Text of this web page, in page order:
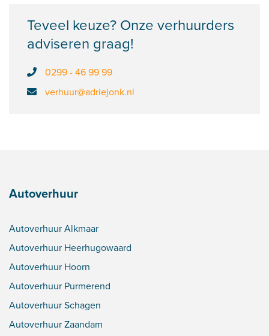
Teveel keuze? Onze verhuurders
adviseren graag!
0299 - 46 99 99
verhuur@adriejonk.nl
Autoverhuur
Autoverhuur Alkmaar
Autoverhuur Heerhugowaard
Autoverhuur Hoorn
Autoverhuur Purmerend
Autoverhuur Schagen
Autoverhuur Zaandam